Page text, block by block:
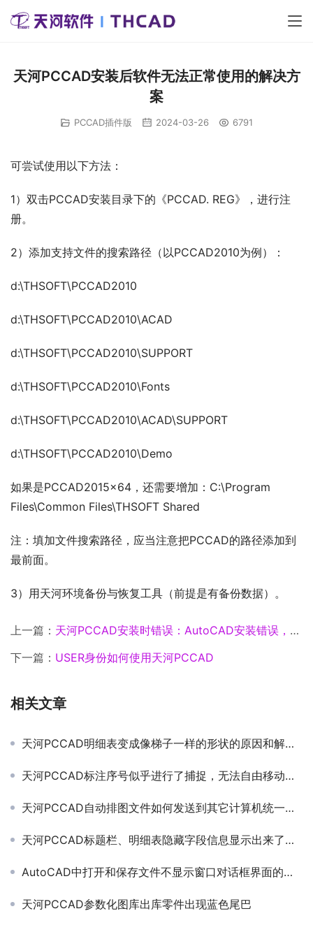
天河PCCAD安装后软件无法正常使用的解决方
案
PCCAD插件版 2024-03-26 6791
可尝试使用以下方法：
1）双击PCCAD安装目录下的《PCCAD. REG》，进行注
册。
2）添加支持文件的搜索路径（以PCCAD2010为例）：
d:\THSOFT\PCCAD2010
d:\THSOFT\PCCAD2010\ACAD
d:\THSOFT\PCCAD2010\SUPPORT
d:\THSOFT\PCCAD2010\Fonts
d:\THSOFT\PCCAD2010\ACAD\SUPPORT
d:\THSOFT\PCCAD2010\Demo
如果是PCCAD2015x64，还需要增加：C:\Program
Files\Common Files\THSOFT Shared
注：填加文件搜索路径，应当注意把PCCAD的路径添加到
最前面。
3）用天河环境备份与恢复工具（前提是有备份数据）。
上一篇： 天河PCCAD安装时错误：AutoCAD安装错误，请立即重新安装。
下一篇： USER身份如何使用天河PCCAD
相关文章
天河PCCAD明细表变成像梯子一样的形状的原因和解决方法
天河PCCAD标注序号似乎进行了捕捉，无法自由移动位置
天河PCCAD自动排图文件如何发送到其它计算机统一打印
天河PCCAD标题栏、明细表隐藏字段信息显示出来了的解决方法
AutoCAD中打开和保存文件不显示窗口对话框界面的解决方法
天河PCCAD参数化图库出库零件出现蓝色尾巴